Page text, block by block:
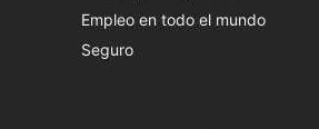
Empleo en todo el mundo
Seguro